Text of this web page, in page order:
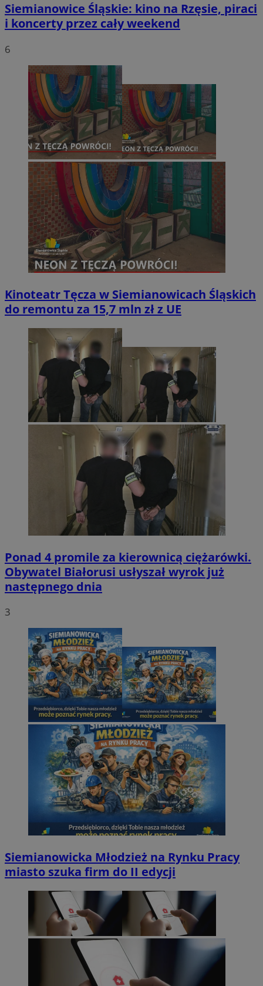
Siemianowice Śląskie: kino na Rzęsie, piraci
i koncerty przez cały weekend
6
Kinoteatr Tęcza w Siemianowicach Śląskich
do remontu za 15,7 mln zł z UE
Ponad 4 promile za kierownicą ciężarówki.
Obywatel Białorusi usłyszał wyrok już
następnego dnia
3
Siemianowicka Młodzież na Rynku Pracy
miasto szuka firm do II edycji